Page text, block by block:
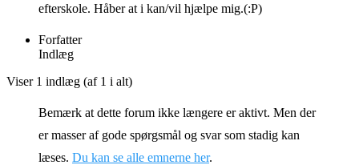
efterskole. Håber at i kan/vil hjælpe mig.(:P)
Forfatter
Indlæg
Viser 1 indlæg (af 1 i alt)
Bemærk at dette forum ikke længere er aktivt. Men der
er masser af gode spørgsmål og svar som stadig kan
læses. Du kan se alle emnerne her.